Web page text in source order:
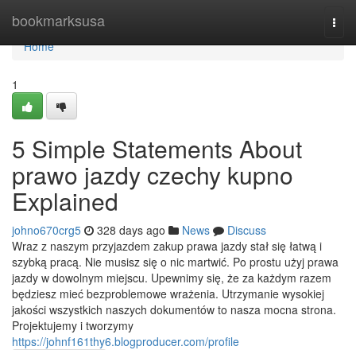
bookmarksusa
Home
Home
1
5 Simple Statements About
prawo jazdy czechy kupno
Explained
johno670crg5 328 days ago News
Discuss
Wraz z naszym przyjazdem zakup prawa jazdy stał się łatwą i
szybką pracą. Nie musisz się o nic martwić. Po prostu użyj prawa
jazdy w dowolnym miejscu. Upewnimy się, że za każdym razem
będziesz mieć bezproblemowe wrażenia. Utrzymanie wysokiej
jakości wszystkich naszych dokumentów to nasza mocna strona.
Projektujemy i tworzymy
https://johnf161thy6.blogproducer.com/profile